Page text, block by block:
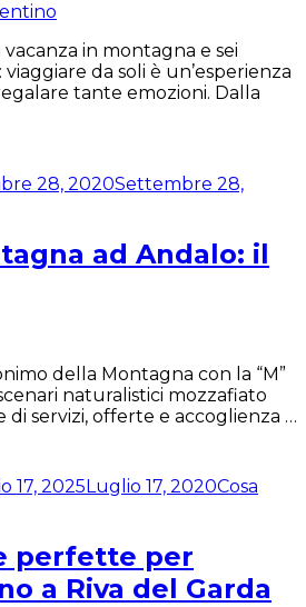
in montagna e sei
da soli è un’esperienza
tante emozioni. Dalla
28, 2020Settembre 28,
ad Andalo: il
della Montagna con la “M”
naturalistici mozzafiato
di servizi, offerte e accoglienza …
17, 2025 Luglio 17, 2020Cosa
perfette per
a Riva del Garda